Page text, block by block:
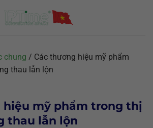
chung / Các thương hiệu mỹ phẩm
thau lẫn lộn
hiệu mỹ phẩm trong thị
thau lẫn lộn